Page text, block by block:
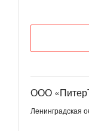
ООО
Ленинградская